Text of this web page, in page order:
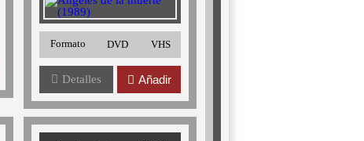
Formato DVD VHS
Detalles Añadir